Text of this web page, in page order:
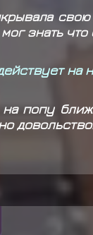
знать
на
попу